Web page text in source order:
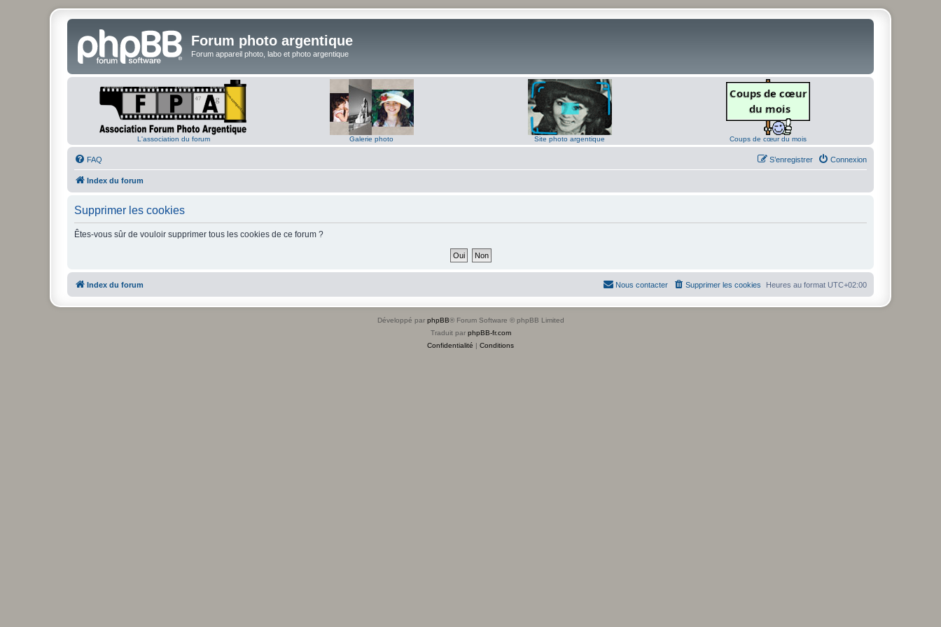
Forum photo argentique
Forum appareil photo, labo et photo argentique
L'association du forum Galerie photo Site photo argentique Coups de cœur du mois
FAQ Connexion
S’enregistrer
Index du forum
Supprimer les cookies
Êtes-vous sûr de vouloir supprimer tous les cookies de ce forum ?
Index du forum Heures au format UTC+02:00
Supprimer les cookies
Nous contacter
Développé par phpBB® Forum Software © phpBB Limited
Traduit par phpBB-fr.com
Confidentialité | Conditions